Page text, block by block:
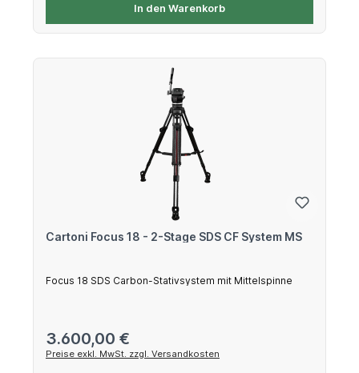
In den Warenkorb
Cartoni Focus 18 - 2-Stage SDS CF System MS
Focus 18 SDS Carbon-Stativsystem mit Mittelspinne
Regulärer Preis:
3.600,00 €
Preise exkl. MwSt. zzgl. Versandkosten